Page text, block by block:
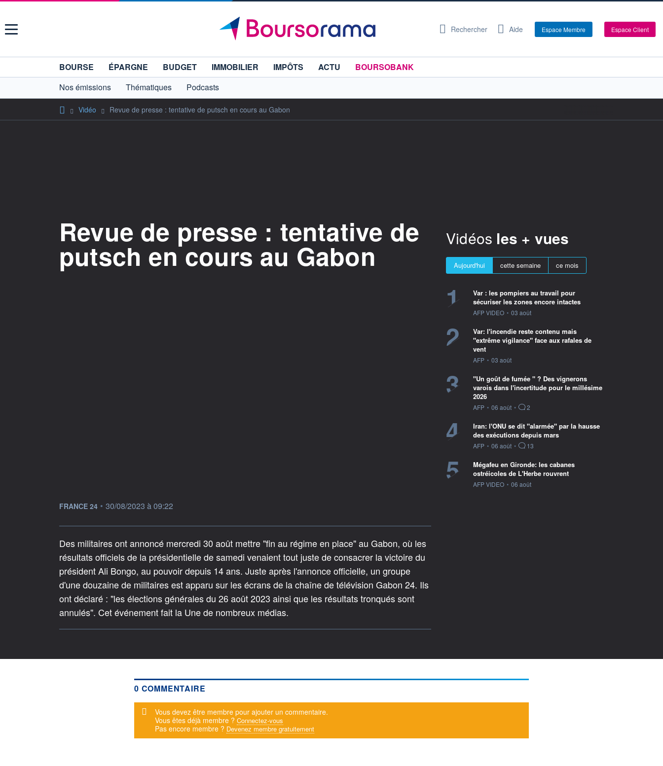
Menu Rechercher Aide Espace Membre Espace Client
BOURSE ÉPARGNE BUDGET IMMOBILIER IMPÔTS ACTU
BOURSOBANK
Nos émissions
Thématiques Podcasts
Vidéo Revue de presse : tentative de putsch en cours au Gabon
Revue de presse : tentative de
putsch en cours au Gabon
information fournie par
FRANCE 24 • 30/08/2023 à 09:22
Des militaires ont annoncé mercredi 30 août mettre "fin au régime en place" au Gabon, où les
résultats officiels de la présidentielle de samedi venaient tout juste de consacrer la victoire du
président Ali Bongo, au pouvoir depuis 14 ans. Juste après l'annonce officielle, un groupe
d'une douzaine de militaires est apparu sur les écrans de la chaîne de télévision Gabon 24. Ils
ont déclaré : "les élections générales du 26 août 2023 ainsi que les résultats tronqués sont
annulés". Cet événement fait la Une de nombreux médias.
Vidéos les + vues
Aujourd'hui cette semaine ce mois
1
Var : les pompiers au travail pour
sécuriser les zones encore intactes
information fournie par
AFP VIDEO • 03 août
2
Var: l'incendie reste contenu mais
"extrême vigilance" face aux rafales de
vent
information fournie par
AFP • 03 août
3
"Un goût de fumée " ? Des vignerons
varois dans l'incertitude pour le millésime
2026
information fournie par
AFP • 06 août • 2
4
Iran: l'ONU se dit "alarmée" par la hausse
des exécutions depuis mars
information fournie par
AFP • 06 août • 13
5
Mégafeu en Gironde: les cabanes
ostréicoles de L'Herbe rouvrent
information fournie par
AFP VIDEO • 06 août
0 COMMENTAIRE
Message d'alerte
Vous devez être membre pour ajouter un commentaire.
Vous êtes déjà membre ? Connectez-vous
Pas encore membre ? Devenez membre gratuitement